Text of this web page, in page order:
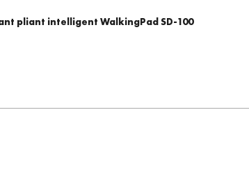
pliant intelligent WalkingPad SD-100